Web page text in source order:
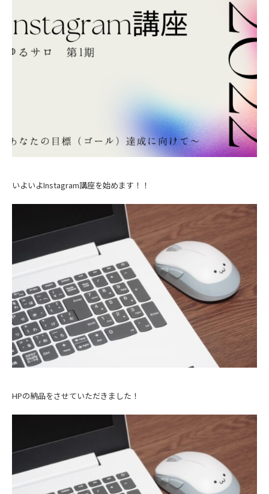
いよいよInstagram講座を始めます！！
HPの納品をさせていただきました！